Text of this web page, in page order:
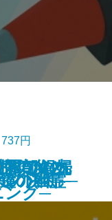
部の九
の父と
偵AIの
ング─
737円
界で娼婦
ンド
の決断─
の幽霊─